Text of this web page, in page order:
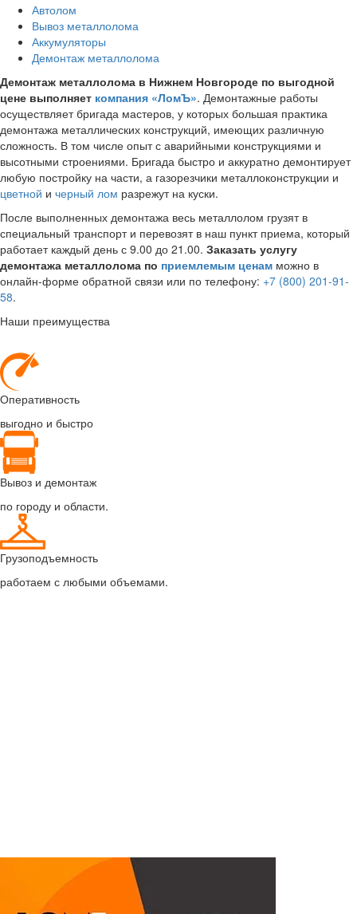
Автолом
Вывоз металлолома
Аккумуляторы
Демонтаж металлолома
Демонтаж металлолома в Нижнем Новгороде по выгодной
цене выполняет компания «ЛомЪ». Демонтажные работы
осуществляет бригада мастеров, у которых большая практика
демонтажа металлических конструкций, имеющих различную
сложность. В том числе опыт с аварийными конструкциями и
высотными строениями. Бригада быстро и аккуратно демонтирует
любую постройку на части, а газорезчики металлоконструкции и
цветной и черный лом разрежут на куски.
После выполненных демонтажа весь металлолом грузят в
специальный транспорт и перевозят в наш пункт приема, который
работает каждый день с 9.00 до 21.00. Заказать услугу
демонтажа металлолома по приемлемым ценам можно в
онлайн-форме обратной связи или по телефону: +7 (800) 201-91-
58.
Наши преимущества
Оперативность
выгодно и быстро
Вывоз и демонтаж
по городу и области.
Грузоподъемность
работаем с любыми объемами.